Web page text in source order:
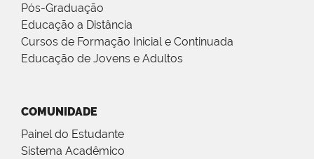
Pós-Graduação
Educação a Distância
Cursos de Formação Inicial e Continuada
Educação de Jovens e Adultos
COMUNIDADE
Painel do Estudante
Sistema Acadêmico